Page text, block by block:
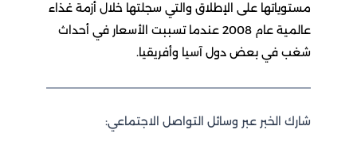
مستوياتها على الإطلاق والتي سجلتها خلال أزمة غذاء
عالمية عام 2008 عندما تسببت الأسعار في أحداث
شغب في بعض دول آسيا وأفريقيا.
شارك الخبر عبر وسائل التواصل الاجتماعي: